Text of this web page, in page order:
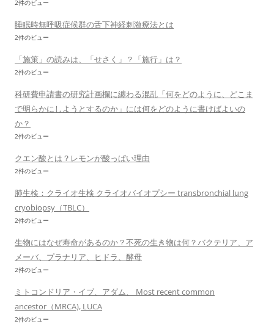
2件のビュー
睡眠時無呼吸症候群の舌下神経刺激療法とは
2件のビュー
「施策」の読みは、「せさく」？「施行」は？
2件のビュー
科研費申請書の研究計画欄に纏わる混乱「何をどのように、どこま
で明らかにしようとするのか」には何をどのように書けばよいの
か？
2件のビュー
クエン酸とは？レモンが酸っぱい理由
2件のビュー
肺生検：クライオ生検 クライオバイオプシー transbronchial lung
cryobiopsy（TBLC）
2件のビュー
生物にはなぜ寿命があるのか？不死の生き物は何？バクテリア、ア
メーバ、プラナリア、ヒドラ、酵母
2件のビュー
ミトコンドリア・イブ、アダム、 Most recent common
ancestor（MRCA), LUCA
2件のビュー